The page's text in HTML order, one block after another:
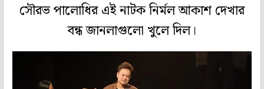
সৌরভ পালোধির এই নাটক নির্মল আকাশ দেখার
বন্ধ জানলাগুলো খুলে দিল।